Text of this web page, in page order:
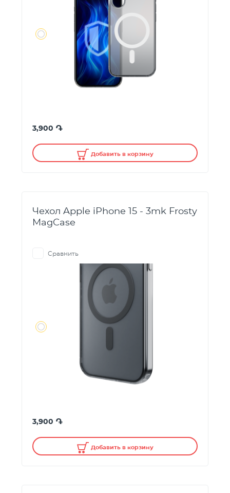
3,900 ֏
Добавить в корзину
Чехол Apple iPhone 15 - 3mk Frosty
MagCase
Сравнить
3,900 ֏
Добавить в корзину